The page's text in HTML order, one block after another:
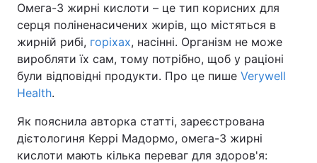
Омега-3 жирні кислоти – це тип корисних для
серця поліненасичених жирів, що містяться в
жирній рибі, горіхах, насінні. Організм не може
виробляти їх сам, тому потрібно, щоб у раціоні
були відповідні продукти. Про це пише Verywell
Health.
Як пояснила авторка статті, зареєстрована
дієтологиня Керрі Мадормо, омега-3 жирні
кислоти мають кілька переваг для здоров'я: